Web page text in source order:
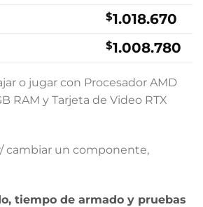
$989.000.
$1.018.670
$1.008.780
o jugar con Procesador AMD
RAM y Tarjeta de Video RTX
cambiar un componente,
tiempo de armado y pruebas